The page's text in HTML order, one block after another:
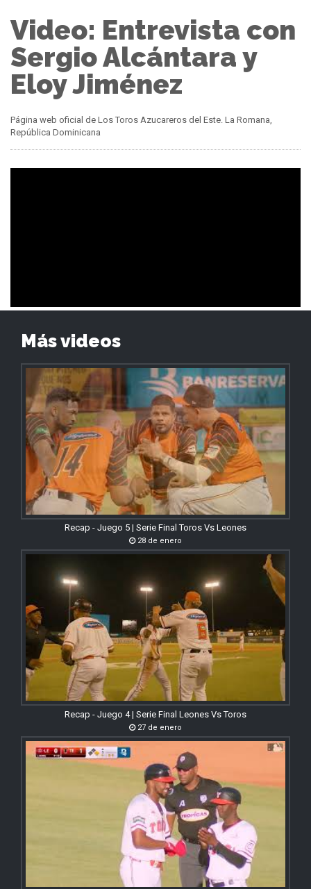
Video: Entrevista con
Sergio Alcántara y
Eloy Jiménez
Página web oficial de Los Toros Azucareros del Este. La Romana,
República Dominicana
Más videos
Recap - Juego 5 | Serie Final Toros Vs Leones
28 de enero
Recap - Juego 4 | Serie Final Leones Vs Toros
27 de enero